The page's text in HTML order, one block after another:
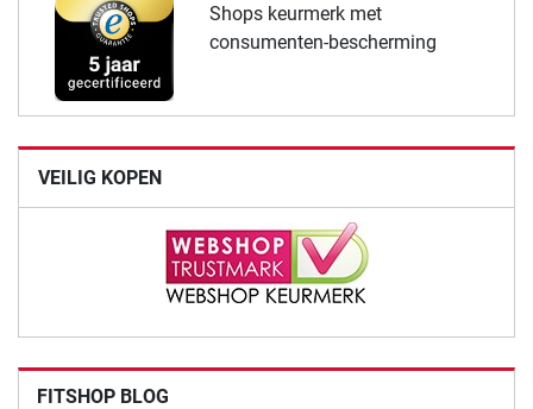
Shops keurmerk met
consumenten-bescherming
VEILIG KOPEN
FITSHOP BLOG